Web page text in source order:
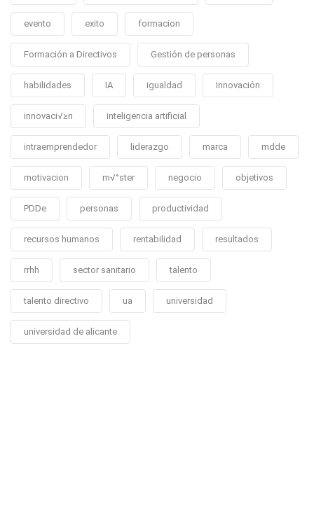
evento exito formacion
Formación a Directivos Gestión de personas
habilidades IA igualdad Innovación
innovaci√≥n inteligencia artificial
intraemprendedor liderazgo marca mdde
motivacion m√°ster negocio objetivos
PDDe personas productividad
recursos humanos rentabilidad resultados
rrhh sector sanitario talento
talento directivo ua universidad
universidad de alicante